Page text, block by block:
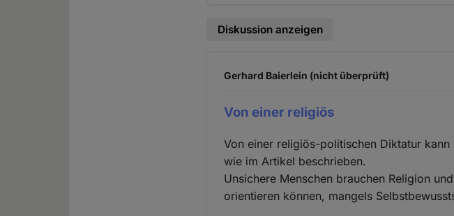
Diskussion anzeigen
Gerhard Baierlein (nicht überprüft)
Von einer religiös
Von einer religiös-politischen Diktatur
wie im Artikel beschrieben.
Unsichere Menschen brauchen Religion
orientieren können, mangels